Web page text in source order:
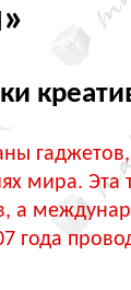
мира.
а
года